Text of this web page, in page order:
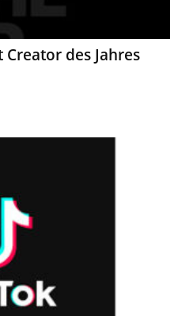
des Jahres